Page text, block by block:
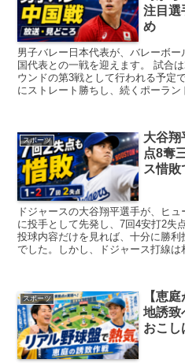
注目選
め
男子バレー日本代表が、バレーボ
国代表との一戦を迎えます。 試合
ウンドの第3戦として行われる予定
にストレート勝ちし、続くポーラン
スポーツ
大谷翔
点8奪
ス惜敗
ドジャースの大谷翔平選手が、ヒ
に投手として先発し、7回4安打2失
投球内容だけを見れば、十分に勝
でした。しかし、ドジャース打線は
スポーツ
【恵
地誘致
おこし